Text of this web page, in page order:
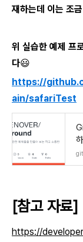
재하는데 이는 조
위 실습한 예제 프
다😃
https://
ain/safariTest
[참고 자료]
https://